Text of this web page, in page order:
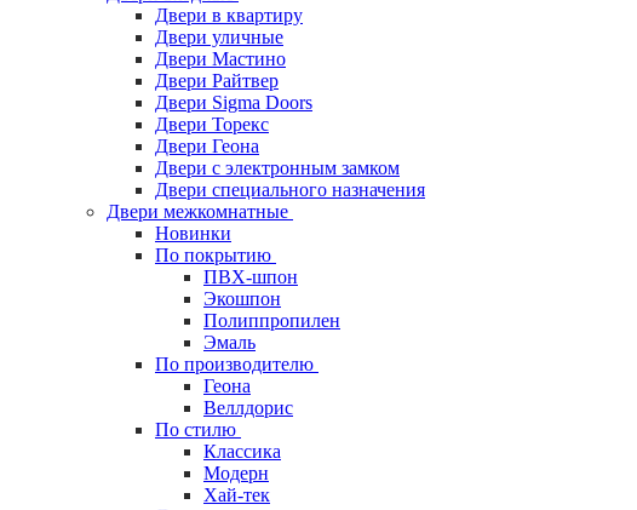
Двери в квартиру
Двери уличные
Двери Мастино
Двери Райтвер
Двери Sigma Doors
Двери Торекс
Двери Геона
Двери с электронным замком
Двери специального назначения
Двери межкомнатные
Новинки
По покрытию
ПВХ-шпон
Экошпон
Полиппропилен
Эмаль
По производителю
Геона
Веллдорис
По стилю
Классика
Модерн
Хай-тек